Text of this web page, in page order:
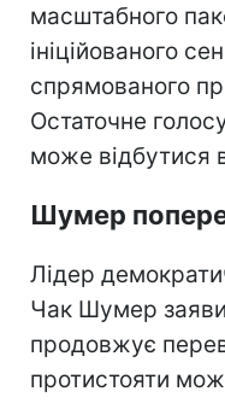
масштабного
ініційованого
спрямованого
Остаточне
може відбутися
Шумер
Лідер
Чак Шумер
продовжує
протистояти